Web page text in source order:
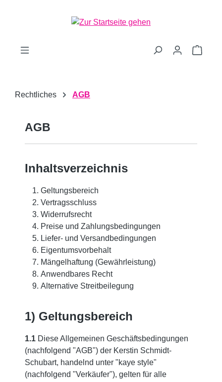
Rechtliches AGB
AGB
Inhaltsverzeichnis
Geltungsbereich
Vertragsschluss
Widerrufsrecht
Preise und Zahlungsbedingungen
Liefer- und Versandbedingungen
Eigentumsvorbehalt
Mängelhaftung (Gewährleistung)
Anwendbares Recht
Alternative Streitbeilegung
1) Geltungsbereich
1.1 Diese Allgemeinen Geschäftsbedingungen
(nachfolgend "AGB") der Kerstin Schmidt-
Schubart, handelnd unter "kaye style"
(nachfolgend "Verkäufer"), gelten für alle